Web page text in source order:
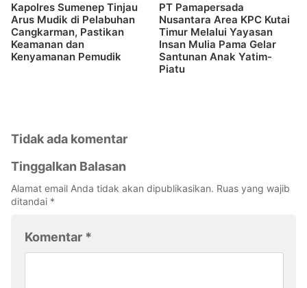
Kapolres Sumenep Tinjau
Arus Mudik di Pelabuhan
Cangkarman, Pastikan
Keamanan dan
Kenyamanan Pemudik
PT Pamapersada
Nusantara Area KPC Kutai
Timur Melalui Yayasan
Insan Mulia Pama Gelar
Santunan Anak Yatim-
Piatu
Tidak ada komentar
Tinggalkan Balasan
Alamat email Anda tidak akan dipublikasikan. Ruas yang wajib
ditandai *
Komentar *